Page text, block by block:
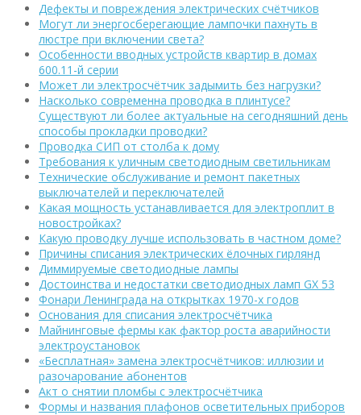
Дефекты и повреждения электрических счётчиков
Могут ли энергосберегающие лампочки пахнуть в
люстре при включении света?
Особенности вводных устройств квартир в домах
600.11-й серии
Может ли электросчётчик задымить без нагрузки?
Насколько современна проводка в плинтусе?
Существуют ли более актуальные на сегодняшний день
способы прокладки проводки?
Проводка СИП от столба к дому
Требования к уличным светодиодным светильникам
Технические обслуживание и ремонт пакетных
выключателей и переключателей
Какая мощность устанавливается для электроплит в
новостройках?
Какую проводку лучше использовать в частном доме?
Причины списания электрических ёлочных гирлянд
Диммируемые светодиодные лампы
Достоинства и недостатки светодиодных ламп GX 53
Фонари Ленинграда на открытках 1970-х годов
Основания для списания электросчётчика
Майнинговые фермы как фактор роста аварийности
электроустановок
«Бесплатная» замена электросчётчиков: иллюзии и
разочарование абонентов
Акт о снятии пломбы с электросчётчика
Формы и названия плафонов осветительных приборов